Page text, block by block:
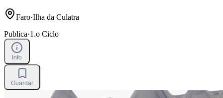
Faro·Ilha da Culatra
Publica·1.o Ciclo
Info
Guardar